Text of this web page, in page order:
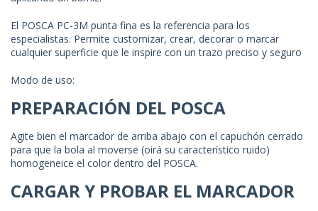
El POSCA PC-3M punta fina es la referencia para los
especialistas. Permite customizar, crear, decorar o marcar
cualquier superficie que le inspire con un trazo preciso y seguro
Modo de uso:
PREPARACIÓN DEL POSCA
Agite bien el marcador de arriba abajo con el capuchón cerrado
para que la bola al moverse (oirá su característico ruido)
homogeneice el color dentro del POSCA.
CARGAR Y PROBAR EL MARCADOR